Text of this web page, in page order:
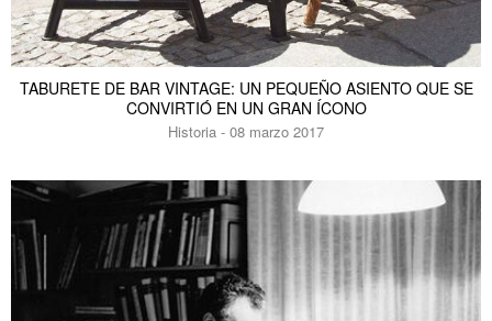
TABURETE DE BAR VINTAGE: UN PEQUEÑO ASIENTO QUE SE
CONVIRTIÓ EN UN GRAN ÍCONO
Historia - 08 marzo 2017